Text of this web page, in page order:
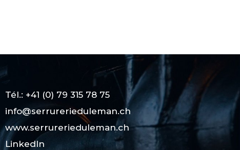
Tél.: +41 (0) 79 315 78 75
info@serrurerieduleman.ch
www.serrurerieduleman.ch
LinkedIn